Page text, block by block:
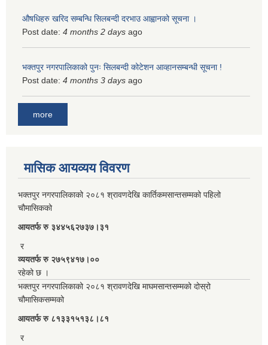
औषधिहरु खरिद सम्बन्धि सिलबन्दी दरभाउ आह्वानको सूचना ।
Post date: 4 months 2 days ago
भक्तपुर नगरपालिकाको पुनः सिलबन्दी कोटेशन आव्हानसम्बन्धी सूचना !
Post date: 4 months 3 days ago
more
मासिक आयव्यय विवरण
भक्तपुर नगरपालिकाको २०८१ श्रावणदेखि कार्तिकमसान्तसम्मको पहिलो
चौमासिकको
आयतर्फ रु‌ ३४४५६२७३७।३१
र
व्ययतर्फ रु २७५९४१७।००
रहेको छ ।
भक्तपुर नगरपालिकाको २०८१ श्रावणदेखि माघमसान्तसम्मको दोस्रो
चौमासिकसम्मको
आयतर्फ रु‌ ८१३३१५१३८।८१
र